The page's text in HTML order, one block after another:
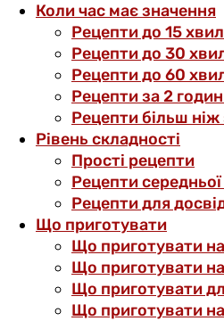
Коли час має значення
Рецепти до 15
Рецепти до 30
Рецепти до 60
Рецепти за 2
Рецепти більш ніж
Рівень складності
Прості рецепти
Рецепти
Рецепти для
Що приготувати
Що приготувати
Що приготувати
Що приготувати
Що приготувати на